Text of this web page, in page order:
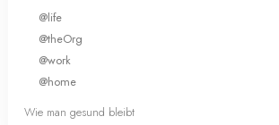
@life
@theOrg
@work
@home
Wie man gesund bleibt